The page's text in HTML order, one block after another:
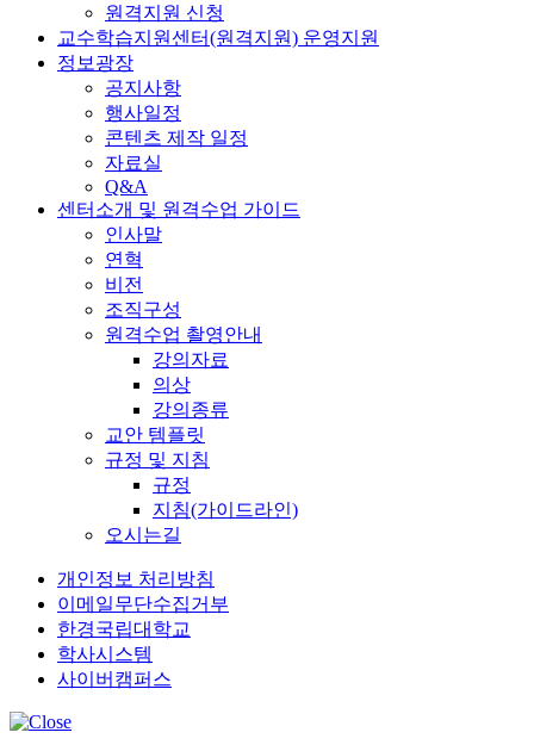
원격지원 신청
교수학습지원센터(원격지원) 운영지원
정보광장
공지사항
행사일정
콘텐츠 제작 일정
자료실
Q&A
센터소개 및 원격수업 가이드
인사말
연혁
비전
조직구성
원격수업 촬영안내
강의자료
의상
강의종류
교안 템플릿
규정 및 지침
규정
지침(가이드라인)
오시는길
개인정보 처리방침
이메일무단수집거부
한경국립대학교
학사시스템
사이버캠퍼스